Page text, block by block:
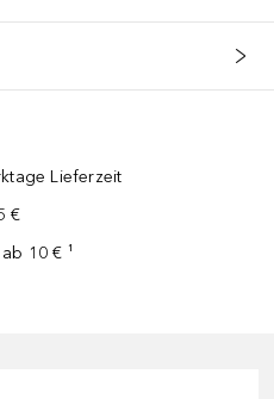
Lieferzeit
€
10 € ¹